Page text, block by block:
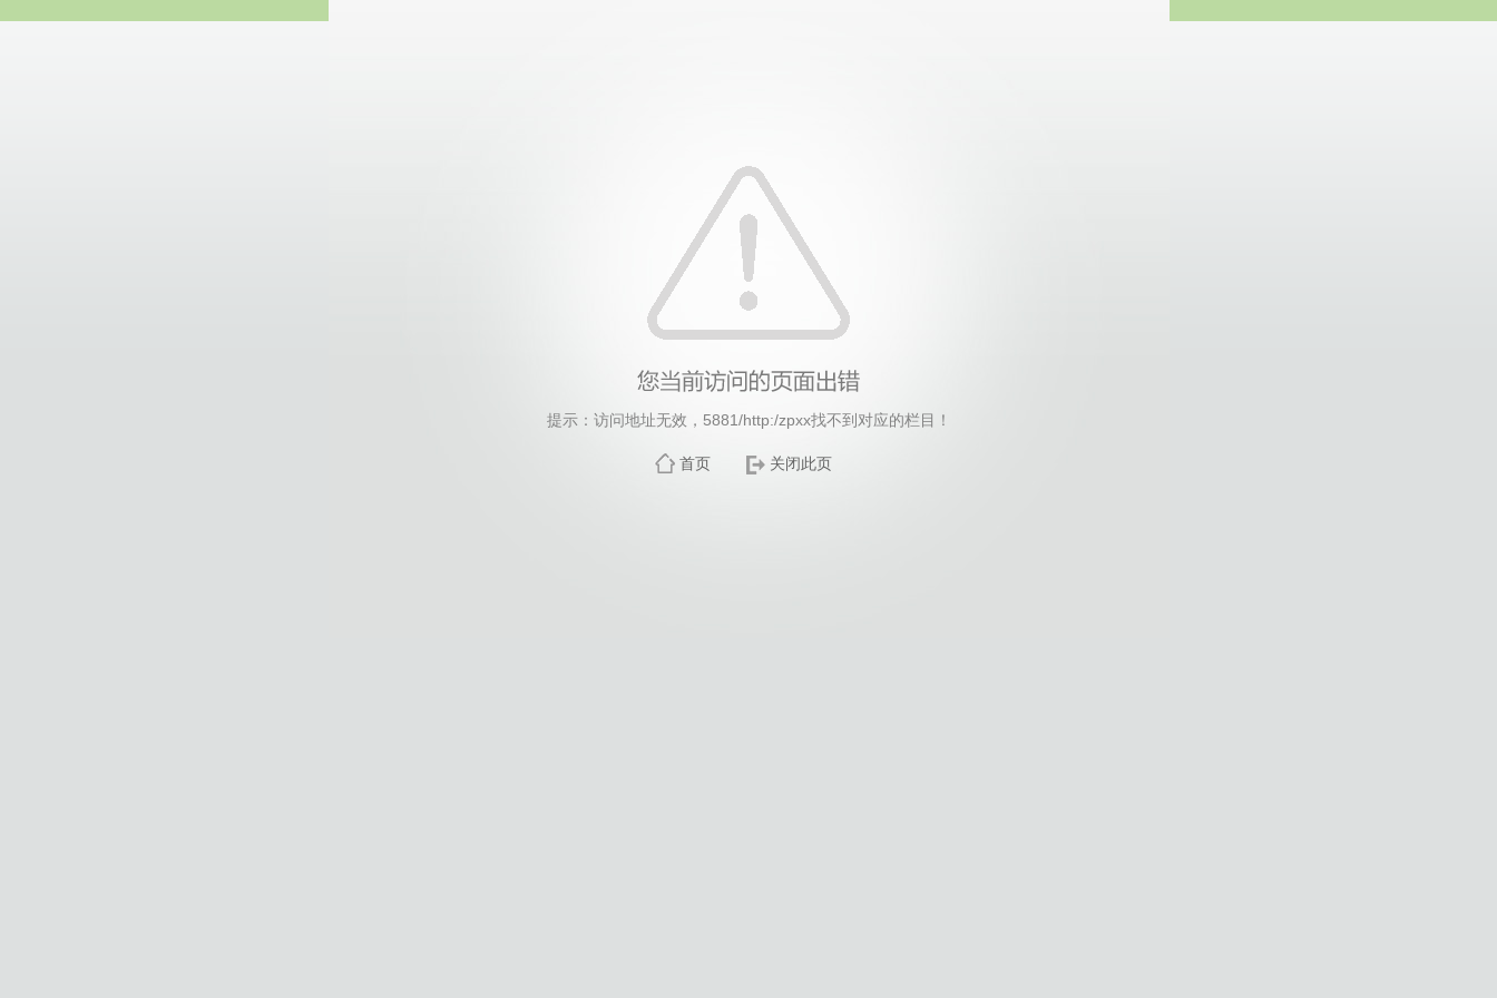
提示：访问地址无效，5881/http:/zpxx找不到对应的栏目！
首页 关闭此页